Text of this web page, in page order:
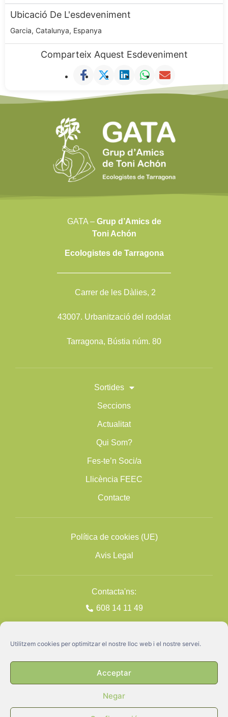
Utilitzem cookies per optimitzar el nostre lloc web i el nostre servei.
Acceptar
Negar
Ubicació De L'esdeveniment
Garcia, Catalunya, Espanya
Comparteix Aquest Esdeveniment
GATA – Grup d’Amics de
Toni Achón
Ecologistes de Tarragona
——————————————
Carrer de les Dàlies, 2
43007. Urbanització del rodolat
Tarragona, Bústia núm. 80
Sortides
Seccions
Actualitat
Qui Som?
Fes-te’n Soci/a
Llicència FEEC
Contacte
Política de cookies (UE)
Avis Legal
Contacta'ns:
608 14 11 49
GATA ©2026